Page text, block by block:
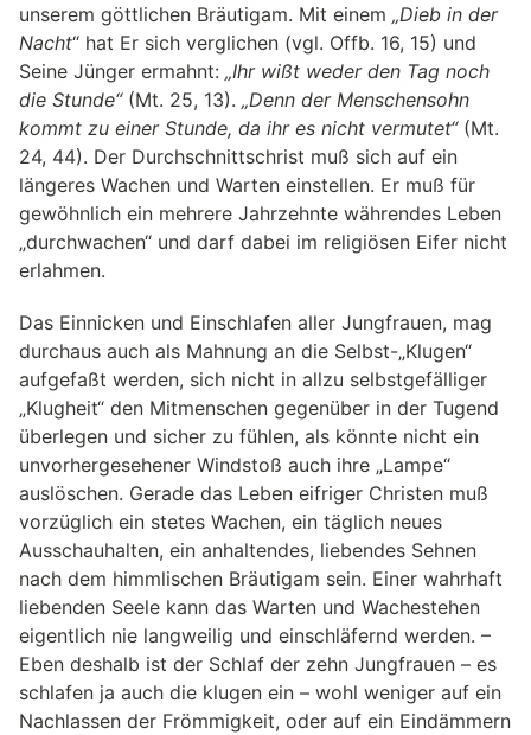
unserem göttlichen Bräutigam. Mit einem „Dieb in der
Nacht“ hat Er sich verglichen (vgl. Offb. 16, 15) und
Seine Jünger ermahnt: „Ihr wißt weder den Tag noch
die Stunde“(Mt. 25, 13). „Denn der Menschensohn
kommt zu einer Stunde, da ihr es nicht vermutet“(Mt.
24, 44). Der Durchschnittschrist muß sich auf ein
längeres Wachen und Warten einstellen. Er muß für
gewöhnlich ein mehrere Jahrzehnte währendes Leben
„durchwachen“ und darf dabei im religiösen Eifer nicht
erlahmen.
Das Einnicken und Einschlafen aller Jungfrauen, mag
durchaus auch als Mahnung an die Selbst-„Klugen“
aufgefaßt werden, sich nicht in allzu selbstgefälliger
„Klugheit“ den Mitmenschen gegenüber in der Tugend
überlegen und sicher zu fühlen, als könnte nicht ein
unvorhergesehener Windstoß auch ihre „Lampe“
auslöschen. Gerade das Leben eifriger Christen muß
vorzüglich ein stetes Wachen, ein täglich neues
Ausschauhalten, ein anhaltendes, liebendes Sehnen
nach dem himmlischen Bräutigam sein. Einer wahrhaft
liebenden Seele kann das Warten und Wachestehen
eigentlich nie langweilig und einschläfernd werden. –
Eben deshalb ist der Schlaf der zehn Jungfrauen – es
schlafen ja auch die klugen ein – wohl weniger auf ein
Nachlassen der Frömmigkeit, oder auf ein Eindämmern